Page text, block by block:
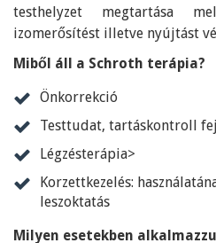
testhelyzet megtartása
izomerősítést illetve nyújtást
Miből áll a Schroth terápia?
Önkorrekció
Testtudat, tartáskontroll
Légzésterápia>
Korzettkezelés:
leszoktatás
Milyen esetekben